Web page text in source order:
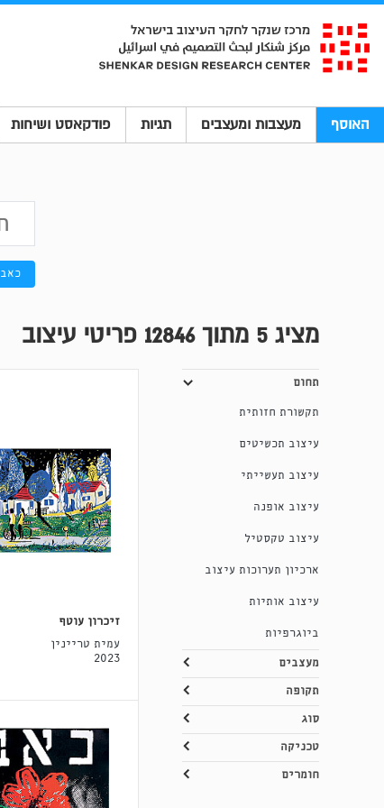
האוסף מעצבות ומעצבים תגיות פודקאסט ושיחות
כאב
מציג 5 מתוך 12846 פריטי עיצוב
תחום
תקשורת חזותית
עיצוב תכשיטים
עיצוב תעשייתי
עיצוב אופנה
עיצוב טקסטיל
ארכיון תערוכות עיצוב
עיצוב אותיות
ביוגרפיות
מעצבים
תקופה
סוג
טכניקה
חומרים
זיכרון עוטף
עמית טריינין
2023